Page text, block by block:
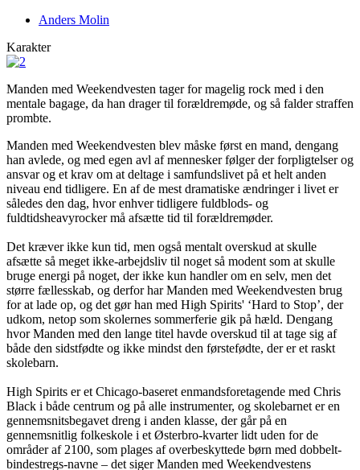
Anders Molin
Karakter
Manden med Weekendvesten tager for magelig rock med i den
mentale bagage, da han drager til forældremøde, og så falder straffen
prombte.
Manden med Weekendvesten blev måske først en mand, dengang
han avlede, og med egen avl af mennesker følger der forpligtelser og
ansvar og et krav om at deltage i samfundslivet på et helt anden
niveau end tidligere. En af de mest dramatiske ændringer i livet er
således den dag, hvor enhver tidligere fuldblods- og
fuldtidsheavyrocker må afsætte tid til forældremøder.
Det kræver ikke kun tid, men også mentalt overskud at skulle
afsætte så meget ikke-arbejdsliv til noget så modent som at skulle
bruge energi på noget, der ikke kun handler om en selv, men det
større fællesskab, og derfor har Manden med Weekendvesten brug
for at lade op, og det gør han med High Spirits' ‘Hard to Stop’, der
udkom, netop som skolernes sommerferie gik på hæld. Dengang
hvor Manden med den lange titel havde overskud til at tage sig af
både den sidstfødte og ikke mindst den førstefødte, der er et raskt
skolebarn.
High Spirits er et Chicago-baseret enmandsforetagende med Chris
Black i både centrum og på alle instrumenter, og skolebarnet er en
gennemsnitsbegavet dreng i anden klasse, der går på en
gennemsnitlig folkeskole i et Østerbro-kvarter lidt uden for de
områder af 2100, som plages af overbeskyttede børn med dobbelt-
bindestregs-navne – det siger Manden med Weekendvestens